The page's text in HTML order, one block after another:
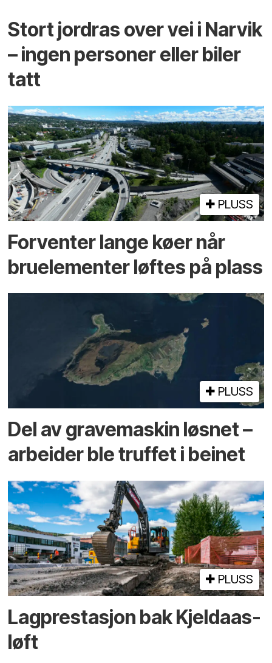
Stort jordras over vei i Narvik
– ingen personer eller biler
tatt
PLUSS
Forventer lange køer når
bru­elementer løftes på plass
PLUSS
Del av grave­maskin løsnet –
arbeider ble truffet i beinet
PLUSS
Lagprestasjon bak Kjeldaas-
løft